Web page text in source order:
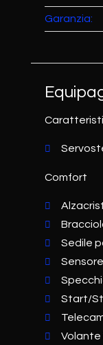
Garanzia:
Comfort
Sedile
Start/
Volante